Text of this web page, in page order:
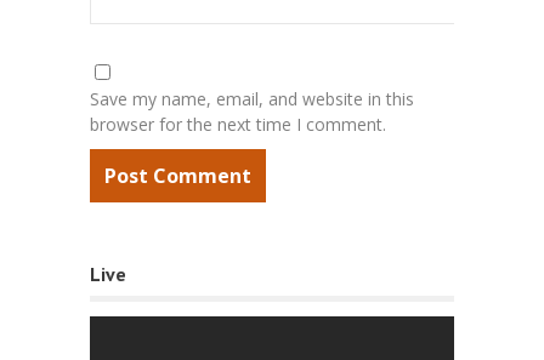
Save my name, email, and website in this
browser for the next time I comment.
Live